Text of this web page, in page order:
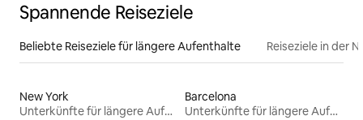
Spannende Reiseziele
Beliebte Reiseziele für längere Aufenthalte Reiseziele in der
New York
Unterkünfte für längere Aufenthalte
Barcelona
Unterkünfte für längere Aufenthalte